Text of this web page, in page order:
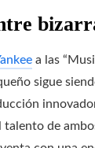
a las
sigue
de